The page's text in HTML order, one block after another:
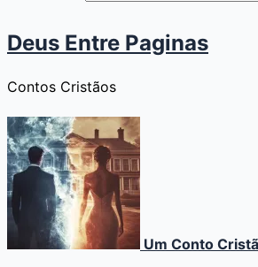
Deus Entre Paginas
Contos Cristãos
Um Conto